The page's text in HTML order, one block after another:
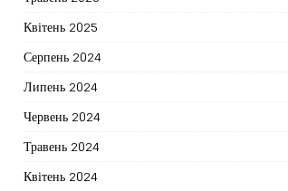
Квітень 2025
Серпень 2024
Липень 2024
Червень 2024
Травень 2024
Квітень 2024